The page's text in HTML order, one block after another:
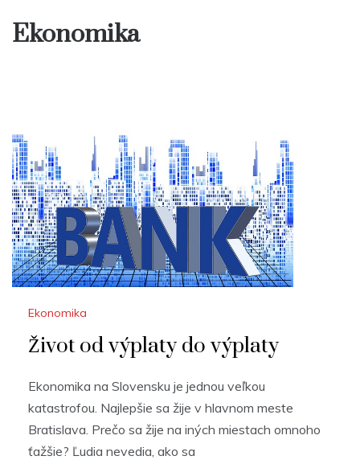
Ekonomika
Ekonomika
Život od výplaty do výplaty
Ekonomika na Slovensku je jednou veľkou
katastrofou. Najlepšie sa žije v hlavnom meste
Bratislava. Prečo sa žije na iných miestach omnoho
ťažšie? Ľudia nevedia, ako sa